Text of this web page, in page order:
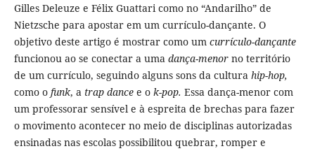
Gilles Deleuze e Félix Guattari como no “Andarilho” de
Nietzsche para apostar em um currículo-dançante. O
objetivo deste artigo é mostrar como um currículo-dançante
funcionou ao se conectar a uma dança-menor no território
de um currículo, seguindo alguns sons da cultura hip-hop,
como o funk, a trap dancee o k-pop. Essa dança-menor com
um professorar sensível e à espreita de brechas para fazer
o movimento acontecer no meio de disciplinas autorizadas
ensinadas nas escolas possibilitou quebrar, romper e